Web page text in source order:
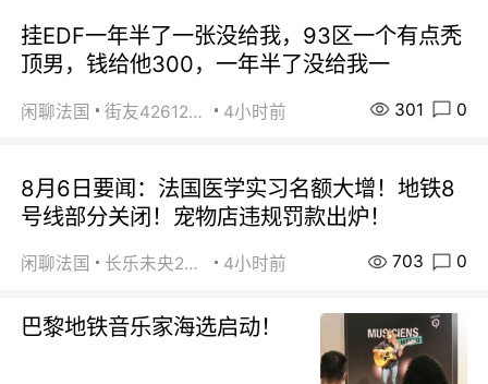
挂EDF一年半了一张没给我，93区一个有点秃
顶男，钱给他300，一年半了没给我一
闲聊法国 街友42612092 4小时前 301 0
8月6日要闻：法国医学实习名额大增！地铁8
号线部分关闭！宠物店违规罚款出炉！
闲聊法国 长乐未央2015 4小时前 703 0
巴黎地铁音乐家海选启动！